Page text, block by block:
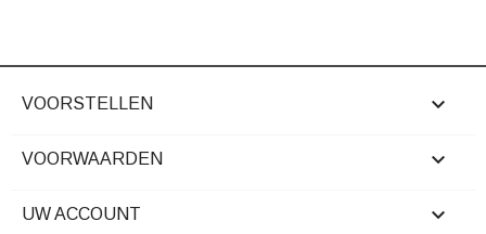
VOORSTELLEN 
VOORWAARDEN 
UW ACCOUNT 